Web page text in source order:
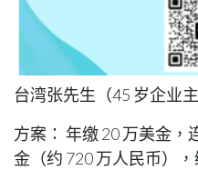
台湾张先生（45 岁企业主
方案 ： 年缴 20 万美金，
金（约 720 万人民币），